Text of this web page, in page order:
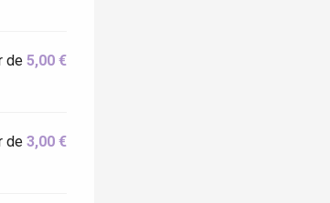
de5,00 €
de3,00 €